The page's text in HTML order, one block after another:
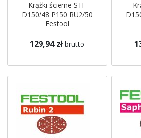
Krążki ścierne STF
D150/48 P150 RU2/50
Festool
129,94 zł brutto